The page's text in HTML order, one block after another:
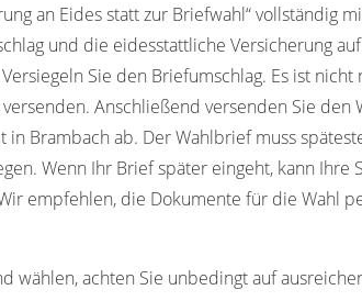
an Eides statt zur Briefwahl“ vollständig
und die eidesstattliche Versicherung
Sie den Briefumschlag. Es ist
Anschließend versenden Sie
in Brambach ab. Der Wahlbrief muss
Wenn Ihr Brief später eingeht, kann Ihre
empfehlen, die Dokumente für die Wahl
wählen, achten Sie unbedingt auf